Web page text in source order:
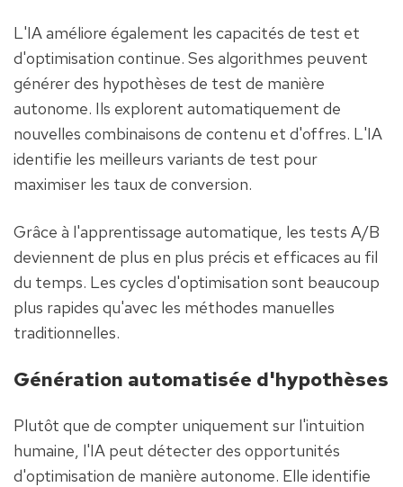
L'IA améliore également les capacités de test et
d'optimisation continue. Ses algorithmes peuvent
générer des hypothèses de test de manière
autonome. Ils explorent automatiquement de
nouvelles combinaisons de contenu et d'offres. L'IA
identifie les meilleurs variants de test pour
maximiser les taux de conversion.
Grâce à l'apprentissage automatique, les tests A/B
deviennent de plus en plus précis et efficaces au fil
du temps. Les cycles d'optimisation sont beaucoup
plus rapides qu'avec les méthodes manuelles
traditionnelles.
Génération automatisée d'hypothèses
Plutôt que de compter uniquement sur l'intuition
humaine, l'IA peut détecter des opportunités
d'optimisation de manière autonome. Elle identifie